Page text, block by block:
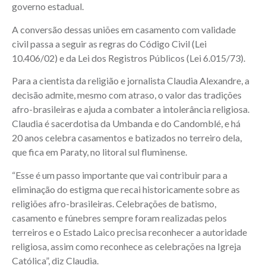
governo estadual.
A conversão dessas uniões em casamento com validade
civil passa a seguir as regras do Código Civil (Lei
10.406/02) e da Lei dos Registros Públicos (Lei 6.015/73).
Para a cientista da religião e jornalista Claudia Alexandre, a
decisão admite, mesmo com atraso, o valor das tradições
afro-brasileiras e ajuda a combater a intolerância religiosa.
Claudia é sacerdotisa da Umbanda e do Candomblé, e há
20 anos celebra casamentos e batizados no terreiro dela,
que fica em Paraty, no litoral sul fluminense.
“Esse é um passo importante que vai contribuir para a
eliminação do estigma que recai historicamente sobre as
religiões afro-brasileiras. Celebrações de batismo,
casamento e fúnebres sempre foram realizadas pelos
terreiros e o Estado Laico precisa reconhecer a autoridade
religiosa, assim como reconhece as celebrações na Igreja
Católica”, diz Claudia.